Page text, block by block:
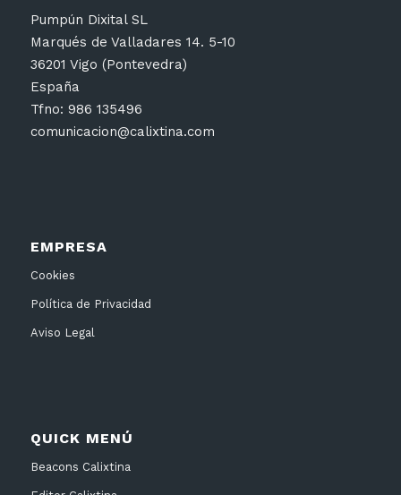
Pumpún Dixital SL
Marqués de Valladares 14. 5-10
36201 Vigo (Pontevedra)
España
Tfno: 986 135496
comunicacion@calixtina.com
EMPRESA
Cookies
Política de Privacidad
Aviso Legal
QUICK MENÚ
Beacons Calixtina